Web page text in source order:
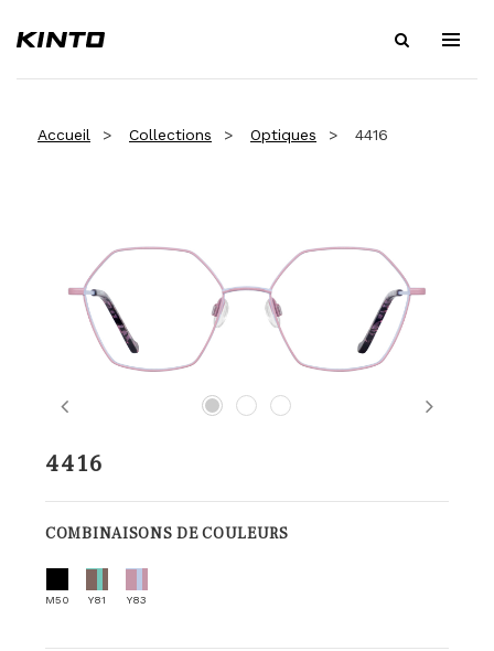
Accueil Collections Optiques 4416
Previous Next
4416
COMBINAISONS DE COULEURS
M50 Y81 Y83